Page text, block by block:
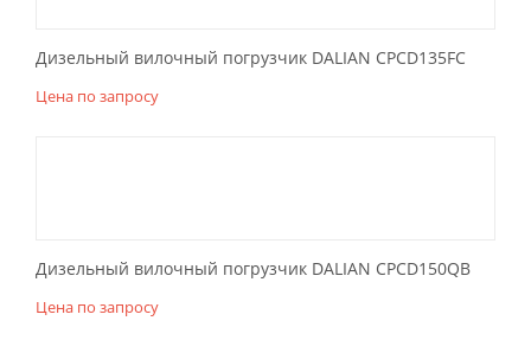
Дизельный вилочный погрузчик DALIAN CPCD135FC
Цена по запросу
Дизельный вилочный погрузчик DALIAN CPCD150QB
Цена по запросу